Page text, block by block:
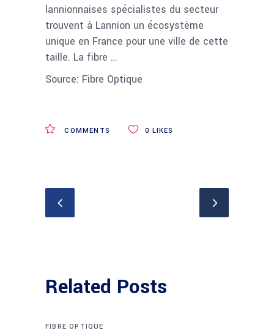
lannionnaises spécialistes du secteur
trouvent à Lannion un écosystème
unique en France pour une ville de cette
taille. La fibre …
Source: Fibre Optique
COMMENTS 0 LIKES
Related Posts
FIBRE OPTIQUE